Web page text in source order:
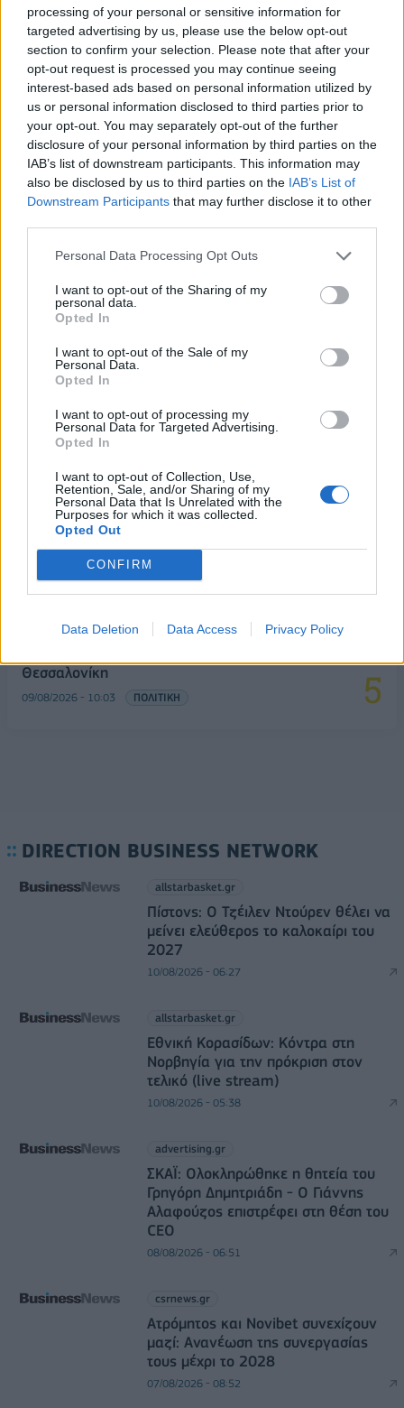
processing of your personal or sensitive information for
targeted advertising by us, please use the below opt-out
section to confirm your selection. Please note that after your
opt-out request is processed you may continue seeing
interest-based ads based on personal information utilized by
us or personal information disclosed to third parties prior to
your opt-out. You may separately opt-out of the further
disclosure of your personal information by third parties on the
IAB’s list of downstream participants. This information may
also be disclosed by us to third parties on the IAB’s List of
Downstream Participants that may further disclose it to other
Personal Data Processing Opt Outs
I want to opt-out of the Sharing of my
personal data.
Opted In
I want to opt-out of the Sale of my
Personal Data.
Opted In
I want to opt-out of processing my
Personal Data for Targeted Advertising.
Opted In
I want to opt-out of Collection, Use,
Retention, Sale, and/or Sharing of my
Personal Data that Is Unrelated with the
Purposes for which it was collected.
Opted Out
CONFIRM
Data Deletion Data Access Privacy Policy
09/08/2026 - 12:33 ΕΛΛΑΔΑ
ΟΛΕΣ ΟΙ ΕΙΔΗΣΕΙΣ
ΔΗΜΟΦΙΛΗ
πινακίδων κυκλοφορίας - Τέλος στις χρονοβόρες
διαδικασίες
09/08/2026 - 11:18 ΕΛΛΑΔΑ
- Η «ακτινογραφία» της κερδοφορίας των
τραπεζών το α΄ εξάμηνο
Εξαγωγές: Η Ελλάδα κερδίζει τους Ευρωπαίους
κλάδους (Εθνική Τράπεζα)
09/08/2026 - 13:51 ΟΙΚΟΝΟΜΙΑ
Από τη Δυτική Αττική στη Νότια Γαλλία : Οι
εμπειρίες Ελλήνων και Γάλλων πυροσβεστών από
τα πύρινα μέτωπα
Αλ. Τσίπρας: Στις 2 Σεπτεμβρίου η παρουσίαση του
Θεσσαλονίκη
09/08/2026 - 10:03 ΠΟΛΙΤΙΚΗ
DIRECTION BUSINESS NETWORK
allstarbasket.gr
Πίστονς: Ο Τζέιλεν Ντούρεν θέλει να
μείνει ελεύθερος το καλοκαίρι του
2027
10/08/2026 - 06:27
allstarbasket.gr
Εθνική Κορασίδων: Κόντρα στη
Νορβηγία για την πρόκριση στον
τελικό (live stream)
10/08/2026 - 05:38
advertising.gr
ΣΚΑΪ: Ολοκληρώθηκε η θητεία του
Γρηγόρη Δημητριάδη - Ο Γιάννης
Αλαφούζος επιστρέφει στη θέση του
CEO
08/08/2026 - 06:51
csrnews.gr
Ατρόμητος και Novibet συνεχίζουν
μαζί: Ανανέωση της συνεργασίας
τους μέχρι το 2028
07/08/2026 - 08:52